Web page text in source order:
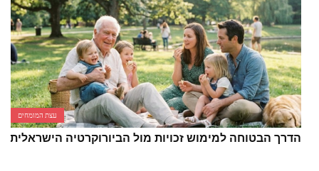
עצת המומחים
הדרך הבטוחה למימוש זכויות מול הביורוקרטיה הישראלית